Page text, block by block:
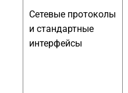
Сетевые протоколы
и стандартные
интерфейсы